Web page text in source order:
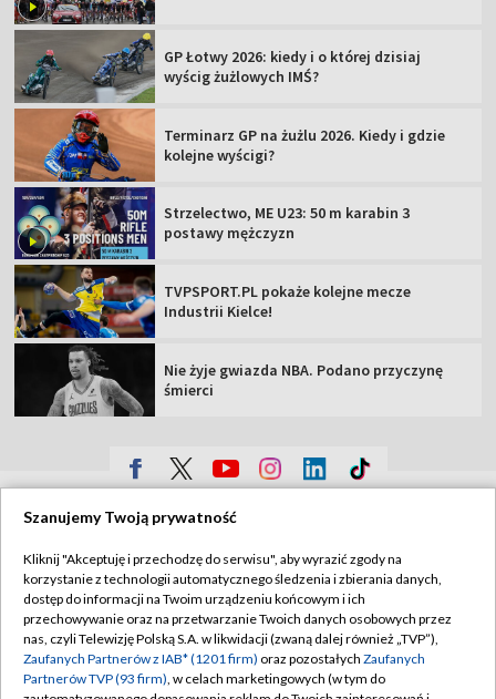
GP Łotwy 2026: kiedy i o której dzisiaj
wyścig żużlowych IMŚ?
Terminarz GP na żużlu 2026. Kiedy i gdzie
kolejne wyścigi?
Strzelectwo, ME U23: 50 m karabin 3
postawy mężczyzn
TVPSPORT.PL pokaże kolejne mecze
Industrii Kielce!
Nie żyje gwiazda NBA. Podano przyczynę
śmierci
Sklep TVP
Biuro Reklamy
Oferta Handlowa
Telegazeta ogłoszenia
Polityka prywatności
Moje zgody
Biuro reklamy
Kontakt
Szanujemy Twoją prywatność
Kliknij "Akceptuję i przechodzę do serwisu", aby wyrazić zgody na
korzystanie z technologii automatycznego śledzenia i zbierania danych,
dostęp do informacji na Twoim urządzeniu końcowym i ich
przechowywanie oraz na przetwarzanie Twoich danych osobowych przez
nas, czyli Telewizję Polską S.A. w likwidacji (zwaną dalej również „TVP”),
Zaufanych Partnerów z IAB* (1201 firm) oraz pozostałych Zaufanych
Partnerów TVP (93 firm), w celach marketingowych (w tym do